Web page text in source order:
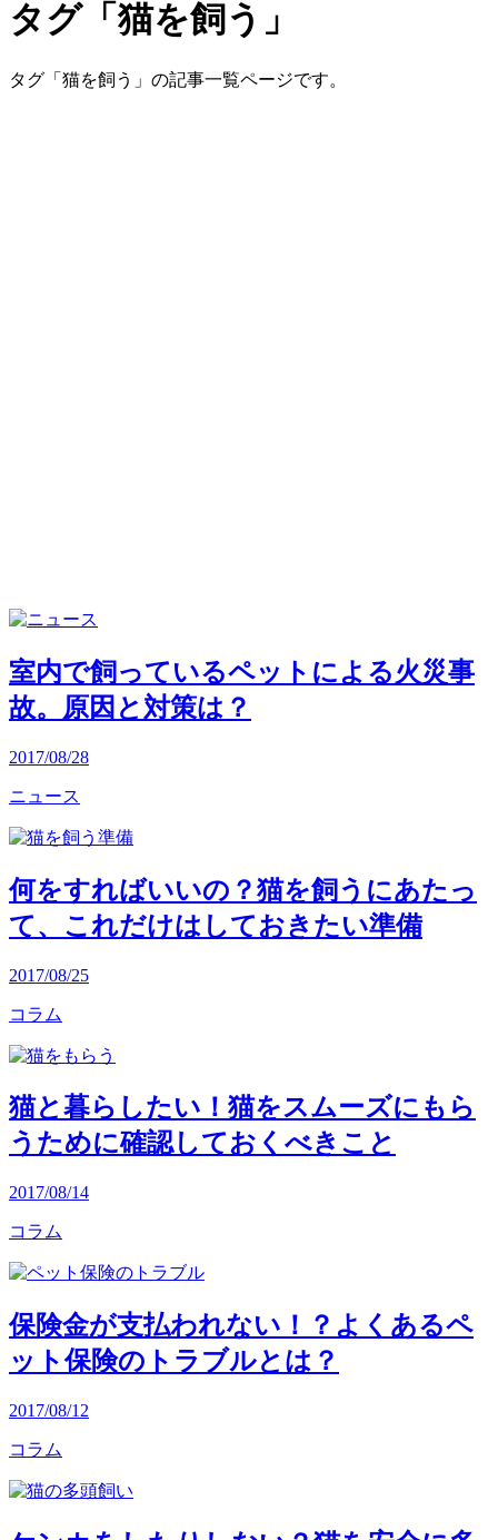
タグ「猫を飼う」
タグ「猫を飼う」の記事一覧ページです。
室内で飼っているペットによる火災事
故。原因と対策は？
2017/08/28
ニュース
何をすればいいの？猫を飼うにあたっ
て、これだけはしておきたい準備
2017/08/25
コラム
猫と暮らしたい！猫をスムーズにもら
うために確認しておくべきこと
2017/08/14
コラム
保険金が支払われない！？よくあるペ
ット保険のトラブルとは？
2017/08/12
コラム